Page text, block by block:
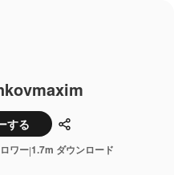
する 共有
ワー|1.7m ダウンロード